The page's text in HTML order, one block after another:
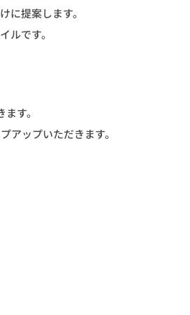
に提案します。
ルです。
す。
アップいただきます。